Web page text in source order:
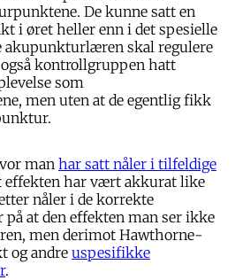
De kunne satt en
i øret heller enn i det spesielle
akupunkturlæren skal regulere
kontrollgruppen hatt
som
men uten at de egentlig fikk
man har satt nåler i tilfeldige
effekten har vært akkurat like
nåler i de korrekte
på at den effekten man ser ikke
men derimot Hawthorne-
og andre uspesifikke
.